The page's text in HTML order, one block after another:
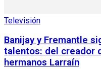
Televisión
Banijay y Fremantle
talentos: del creador
hermanos Larraín